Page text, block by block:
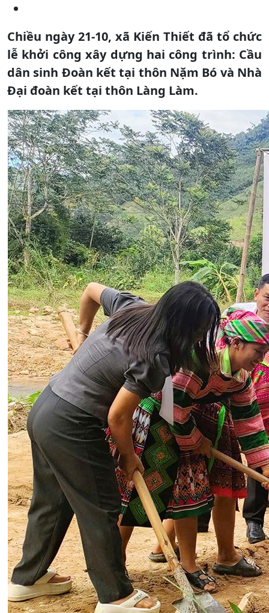
Chiều ngày 21-10, xã Kiến Thiết đã tổ chức
lễ khởi công xây dựng hai công trình: Cầu
dân sinh Đoàn kết tại thôn Nặm Bó và Nhà
Đại đoàn kết tại thôn Làng Làm.